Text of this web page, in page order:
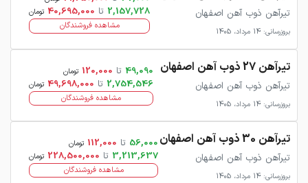
تیرآهن ذوب آهن اصفهان
بروزرسانی: 14 مرداد، 1405
2,157,728 تا 40,695,000 تومان
مشاهده فروشندگان
تیرآهن 27 ذوب آهن اصفهان
تیرآهن ذوب آهن اصفهان
بروزرسانی: 14 مرداد، 1405
49,090 تا 120,000 تومان
2,754,546 تا 49,698,000 تومان
مشاهده فروشندگان
تیرآهن 30 ذوب آهن اصفهان
تیرآهن ذوب آهن اصفهان
بروزرسانی: 14 مرداد، 1405
56,000 تا 112,000 تومان
3,213,637 تا 228,500,000 تومان
مشاهده فروشندگان